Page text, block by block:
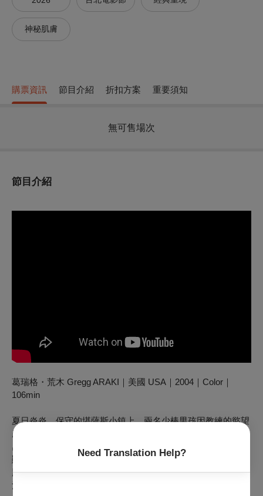
Need Translation Help?
神秘肌膚
購票資訊 節目介紹 折扣方案 重要須知
無可售場次
節目介紹
葛瑞格・荒木 Gregg ARAKI｜美國 USA｜2004｜Color｜
106min
夏日炎炎，保守的堪薩斯小鎮上，兩名少棒男孩因教練的慾望
產生了交集，懵懂的身體留下了痕跡。青春的騷亂與脆弱易
感，隨著成長邁向分歧，駭人真相亦在虛實難辨的記憶迴廊中
顯影。葛瑞格·荒木以雙線敘事遊走道德邊緣，處理戀童議
題，20年後依然猖狂挑釁。年輕的喬瑟夫・高登－李維詮釋漂
泊男妓，肉體交纏毫無保留，演技驚人。